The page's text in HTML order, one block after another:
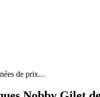
de prix...